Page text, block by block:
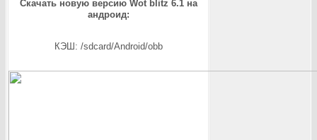
Скачать новую версию Wot blitz 6.1 на
андроид:
КЭШ: /sdcard/Android/obb